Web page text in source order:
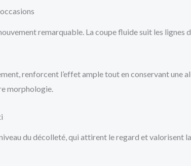
remarquable. La coupe fluide suit les
renforcent l’effet ample tout en conservant
morphologie.
du décolleté, qui attirent le regard et valorisent